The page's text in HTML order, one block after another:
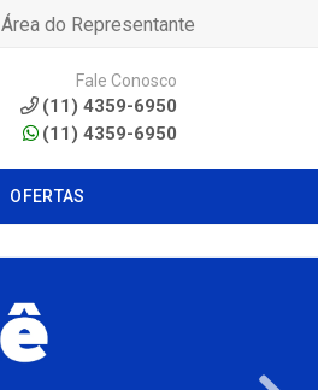
Área do Representante
Fale Conosco
(11) 4359-6950
(11) 4359-6950
OFERTAS